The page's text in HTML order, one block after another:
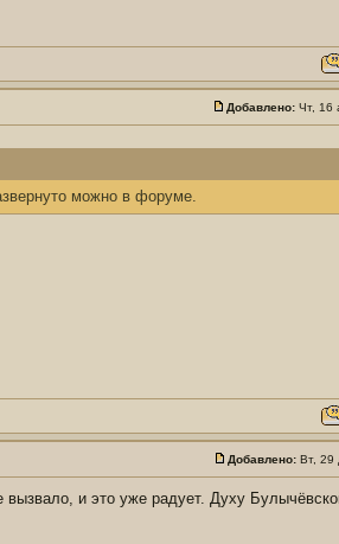
Добавлено: Чт, 16
можно в форуме.
Добавлено: Вт, 29
и это уже радует. Духу